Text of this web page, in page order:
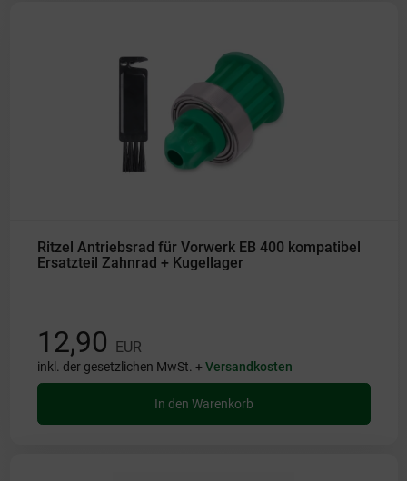
Ritzel Antriebsrad für Vorwerk EB 400 kompatibel
Ersatzteil Zahnrad + Kugellager
12,90 EUR
inkl. der gesetzlichen MwSt. +Versandkosten
In den Warenkorb